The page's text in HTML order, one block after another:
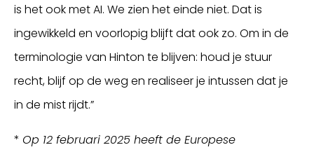
is het ook met AI. We zien het einde niet. Dat is
ingewikkeld en voorlopig blijft dat ook zo. Om in de
terminologie van Hinton te blijven: houd je stuur
recht, blijf op de weg en realiseer je intussen dat je
in de mist rijdt.”
* Op 12 februari 2025 heeft de Europese